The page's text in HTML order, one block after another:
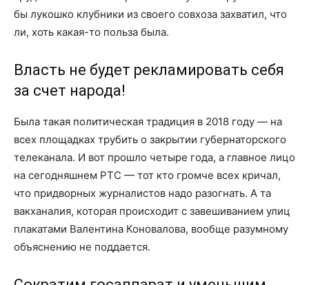
бы лукошко клубники из своего совхоза захватил, что
ли, хоть какая-то польза была.
Власть не будет рекламировать себя
за счет народа!
Была такая политическая традиция в 2018 году — на
всех площадках трубить о закрытии губернаторского
телеканала. И вот прошло четыре года, а главное лицо
на сегодняшнем РТС — тот кто громче всех кричал,
что придворных журналистов надо разогнать. А та
вакханалия, которая происходит с завешиванием улиц
плакатами Валентина Коновалова, вообще разумному
объяснению не поддается.